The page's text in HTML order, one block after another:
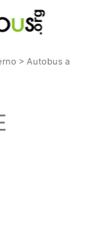
>Autobus a